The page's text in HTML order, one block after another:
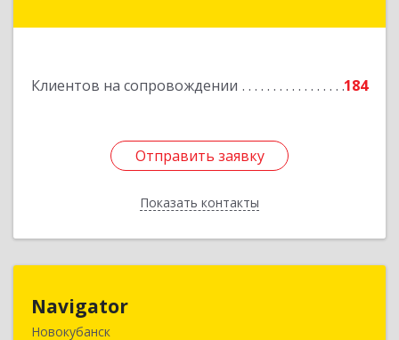
Клиентов на сопровождении 184
Отправить заявку
Показать контакты
Отправить заявку
Назад
Navigator
Новокубанск
352240, Краснодарский край, Новокубанск г,